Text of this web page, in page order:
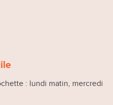
: lundi matin, mercredi